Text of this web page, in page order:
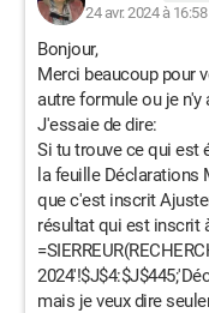
24 avr. 2024 à 16:58
Bonjour,
Merci beaucoup pour
autre formule ou je n'y
J'essaie de dire:
Si tu trouve ce qui est
la feuille Déclarations
que c'est inscrit
résultat qui est inscrit
mais je veux dire